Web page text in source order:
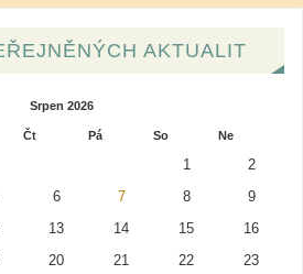
AKTUALIT
Srpen 2026
Čt Pá So Ne
1 2
6 7 8 9
13 14 15 16
20 21 22 23